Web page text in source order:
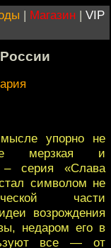
| Магазин | VIP
упорно не
мерзкая и
– серия «Слава
символом не
части
возрождения
недаром его в
все — от